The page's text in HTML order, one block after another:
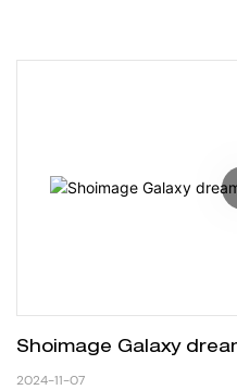
Shoimage Galaxy dream
2024-11-07